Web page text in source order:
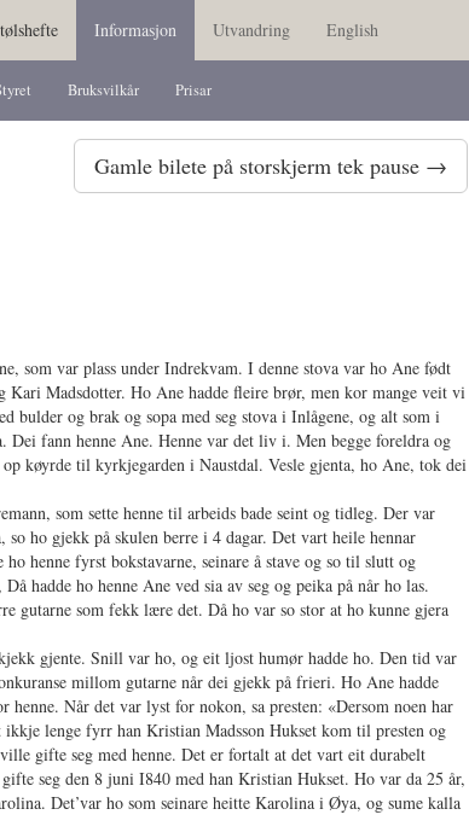
Informasjon Utvandring English
Bruksvilkår Prisar
Gamle bilete på storskjerm tek pause →
som var plass under Indrekvam. I denne stova var ho Ane født
Madsdotter. Ho Ane hadde fleire brør, men kor mange veit vi
bulder og brak og sopa med seg stova i Inlågene, og alt som i
Dei fann henne Ane. Henne var det liv i. Men begge foreldra og
køyrde til kyrkjegarden i Naustdal. Vesle gjenta, ho Ane, tok dei
som sette henne til arbeids bade seint og tidleg. Der var
ho gjekk på skulen berre i 4 dagar. Det vart heile hennar
henne fyrst bokstavarne, seinare å stave og so til slutt og
hadde ho henne Ane ved sia av seg og peika på når ho las.
gutarne som fekk lære det. Då ho var so stor at ho kunne gjera
gjente. Snill var ho, og eit ljost humør hadde ho. Den tid var
millom gutarne når dei gjekk på frieri. Ho Ane hadde
Når det var lyst for nokon, sa presten: «Dersom noen har
lenge fyrr han Kristian Madsson Hukset kom til presten og
gifte seg med henne. Det er fortalt at det vart eit durabelt
seg den 8 juni I840 med han Kristian Hukset. Ho var da 25 år,
Det’var ho som seinare heitte Karolina i Øya, og sume kalla